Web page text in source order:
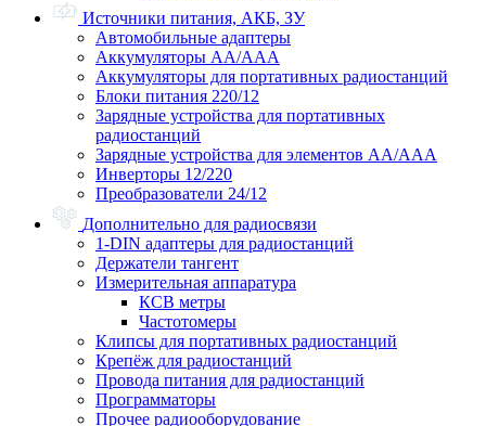
Источники питания, АКБ, ЗУ
Автомобильные адаптеры
Аккумуляторы АА/ААА
Аккумуляторы для портативных радиостанций
Блоки питания 220/12
Зарядные устройства для портативных
радиостанций
Зарядные устройства для элементов АА/ААА
Инверторы 12/220
Преобразователи 24/12
Дополнительно для радиосвязи
1-DIN адаптеры для радиостанций
Держатели тангент
Измерительная аппаратура
КСВ метры
Частотомеры
Клипсы для портативных радиостанций
Крепёж для радиостанций
Провода питания для радиостанций
Программаторы
Прочее радиооборудование